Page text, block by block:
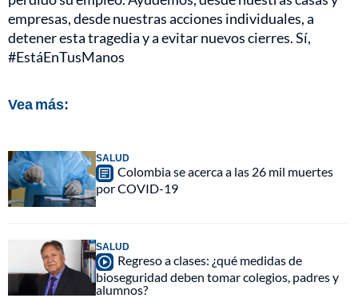
empresas, desde nuestras acciones individuales, a
detener esta tragedia y a evitar nuevos cierres. Sí,
#EstáEnTusManos
Vea más:
SALUD
Colombia se acerca a las 26 mil muertes
por COVID-19
SALUD
Regreso a clases: ¿qué medidas de
bioseguridad deben tomar colegios, padres y
alumnos?